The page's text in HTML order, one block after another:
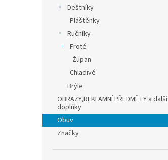
Deštníky
Pláštěnky
Ručníky
Froté
Župan
Chladivé
Brýle
OBRAZY,REKLAMNÍ PŘEDMĚTY a další
doplňky
Obuv
Značky